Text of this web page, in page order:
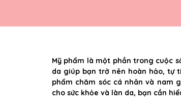
Mỹ phẩm là một phần trong cuộc
da giúp bạn trở nên hoàn hảo, tự
phẩm chăm sóc cá nhân và nam
cho sức khỏe và làn da, bạn cần